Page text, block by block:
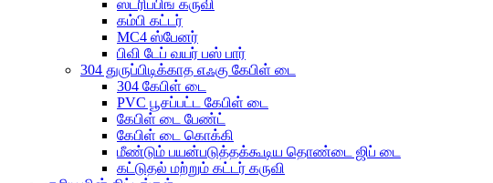
ஸ்ட்ரிப்பிங் கருவி
கம்பி கட்டர்
MC4 ஸ்பேனர்
பிவி டேப் வயர் பஸ் பார்
304 துருப்பிடிக்காத எஃகு கேபிள் டை
304 கேபிள் டை
PVC பூசப்பட்ட கேபிள் டை
கேபிள் டை பேண்ட்
கேபிள் டை கொக்கி
மீண்டும் பயன்படுத்தக்கூடிய தொண்டை ஜிப் டை
கட்டுதல் மற்றும் கட்டர் கருவி